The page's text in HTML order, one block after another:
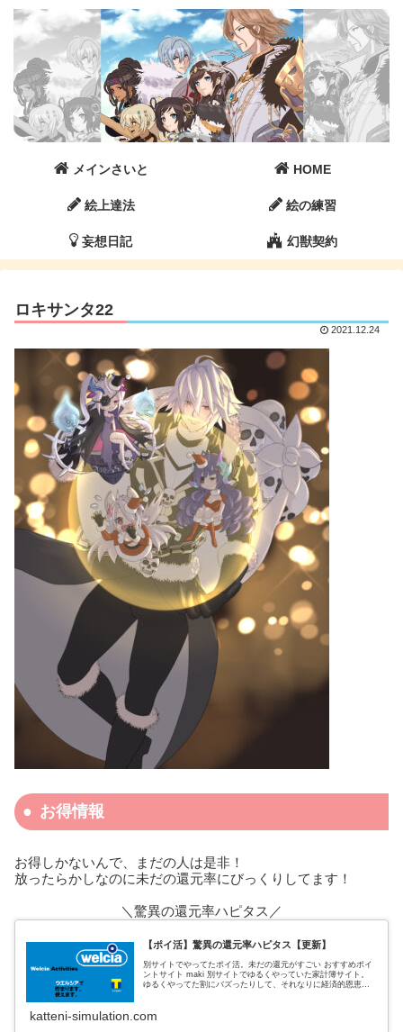
メインさいと HOME
絵上達法 絵の練習
妄想日記 幻獣契約
ロキサンタ22
2021.12.24
お得情報
お得しかないんで、まだの人は是非！
放ったらかしなのに未だの還元率にびっくりしてます！
＼驚異の還元率ハピタス／
【ポイ活】驚異の還元率ハピタス【更新】
別サイトでやってたポイ活。未だの還元がすごい おすすめポイ
ントサイト maki 別サイトでゆるくやっていた家計簿サイト。
ゆるくやってた割にバズったりして、それなりに経済的恩恵も
katteni-simulation.com